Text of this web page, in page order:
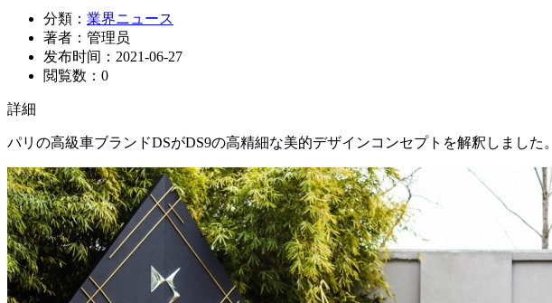
分類： 業界ニュース
著者： 管理员
发布时间： 2021-06-27
閲覧数： 0
詳細
パリの高級車ブランドDSがDS9の高精細な美的デザインコンセプトを解釈しました。